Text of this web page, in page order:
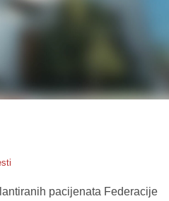
pacijenata Federacije